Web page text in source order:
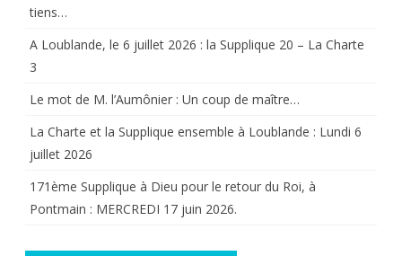
tiens…
A Loublande, le 6 juillet 2026 : la Supplique 20 – La Charte
3
Le mot de M. l’Aumônier : Un coup de maître…
La Charte et la Supplique ensemble à Loublande : Lundi 6
juillet 2026
171ème Supplique à Dieu pour le retour du Roi, à
Pontmain : MERCREDI 17 juin 2026.